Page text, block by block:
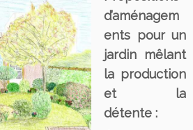
d’aménagem
ents pour un
jardin mêlant
la production
et la
détente :